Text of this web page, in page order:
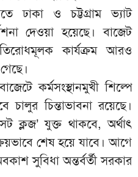
ঢাকা ও চট্টগ্রাম ভ্যাট
দেওয়া হয়েছে। বাজেট
কার্যক্রম আরও
কর্মসংস্থানমুখী শিল্পে
চিন্তাভাবনা রয়েছে।
ক্লজ’ যুক্ত থাকবে, অর্থাৎ
শেষ হয়ে যাবে। আগে
সুবিধা অন্তর্বর্তী সরকার